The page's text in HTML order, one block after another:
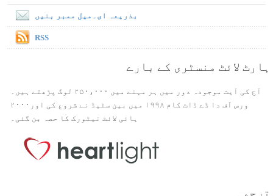
بذریعہ ای۔میل ممبر بنیں
RSS
ہارٹ لائٹ منسٹری کے بارے
آج کی آیت موجودہ دور میں ہر مہنے میں ۲۵۰،۰۰۰ لوگ پڑھتے ہیں۔
ورس آف دا ڈے ڈاٹ کام ۱۹۹۸ میں بین سٹیڈ نے شروع کی اور۲۰۰۰
ہائی لائٹ نیٹورک کا حصہ بن گئی۔
ترجمہ